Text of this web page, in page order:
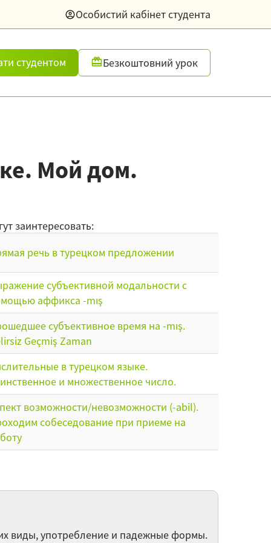
Особистий кабінет студента
студентом Безкоштовний урок
Мой дом.
заинтересовать:
речь в турецком предложении
субъективной модальности с
аффикса -mış
субъективное время на -mış.
Geçmiş Zaman
в турецком языке.
и множественное число.
возможности/невозможности (-abil).
собеседование при приеме на
виды, употребление и падежные формы.